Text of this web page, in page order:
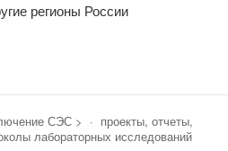
регионы России
СЭС > · проекты, отчеты,
лабораторных исследований